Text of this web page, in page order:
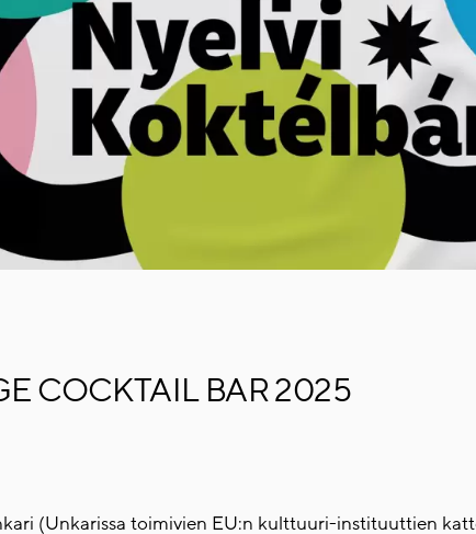
COCKTAIL BAR 2025
(Unkarissa toimivien EU:n kulttuuri-instituuttien